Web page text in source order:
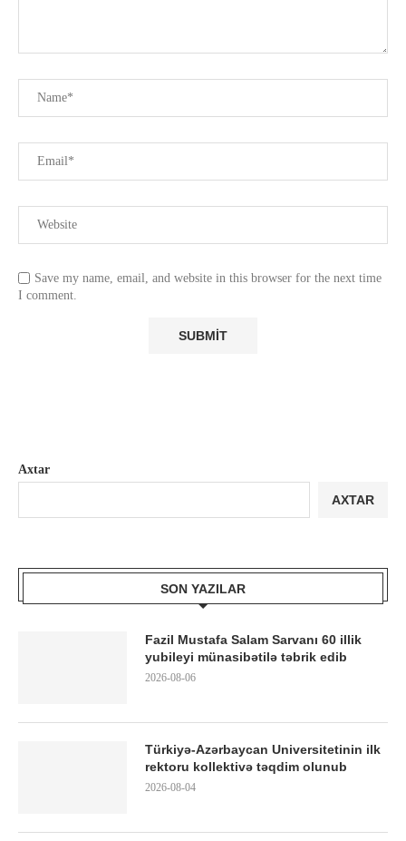
Save my name, email, and website in this browser for the next time
I comment.
Axtar
AXTAR
SON YAZILAR
Fazil Mustafa Salam Sarvanı 60 illik
yubileyi münasibətilə təbrik edib
2026-08-06
Türkiyə-Azərbaycan Universitetinin ilk
rektoru kollektivə təqdim olunub
2026-08-04